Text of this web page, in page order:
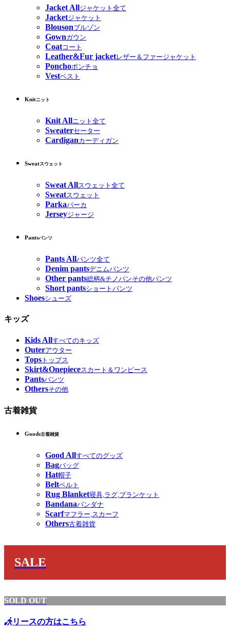
Jacket Allジャケット全て
Jacketジャケット
Blousonブルゾン
Gownガウン
Coatコート
Leather&Fur jacketレザー＆ファージャケット
Ponchoポンチョ
Vestベスト
Knitニット
Knit Allニット全て
Sweaterセーター
Cardiganカーディガン
Sweatスウェット
Sweat Allスウェット全て
Sweatスウェット
Parkaパーカ
Jerseyジャージ
Pantsパンツ
Pants Allパンツ全て
Denim pantsデニムパンツ
Other pants総柄&チノパンその他パンツ
Short pantsショートパンツ
Shoesシューズ
キッズ
Kids Allすべてのキッズ
Outerアウター
Tops トップス
Skirt&Onepieceスカート＆ワンピース
Pantsパンツ
Othersその他
古着雑貨
Goods古着雑貨
Good Allすべてのグッズ
Bagバッグ
Hat帽子
Beltベルト
Rug Blanket寝具,ラグ,ブランケット
Bandanaバンダナ
Scarfマフラー,スカーフ
Others古着雑貨
SALE
SOLD OUT
リースの方はこちら